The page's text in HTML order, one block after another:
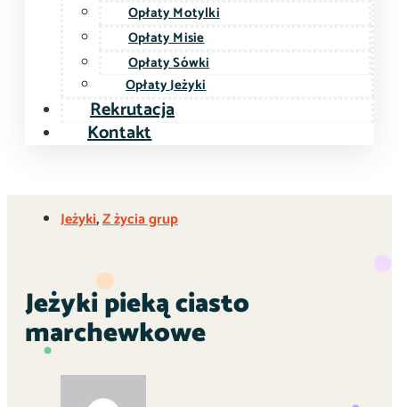
Opłaty Motylki
Opłaty Misie
Opłaty Sówki
Opłaty Jeżyki
Rekrutacja
Kontakt
Jeżyki,Z życia grup
Jeżyki pieką ciasto
marchewkowe